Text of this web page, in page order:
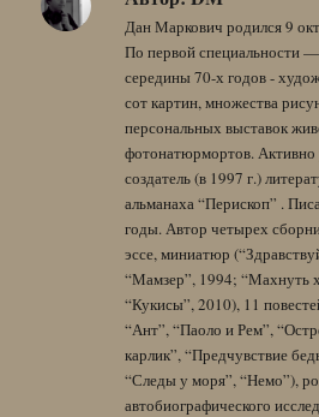
Дан Маркович родился 9
По первой специальности
середины 70-х годов -
сот картин, множества
персональных выставок
фотонатюрмортов. Активно
создатель (в 1997 г.)
альманаха “Перископ” .
годы. Автор четырех
эссе, миниатюр
“Мамзер”, 1994; “Махнуть
“Кукисы”, 2010), 11
“Ант”, “Паоло и Рем”,
карлик”, “Предчувствие
“Следы у моря”, “Немо”),
автобиографического